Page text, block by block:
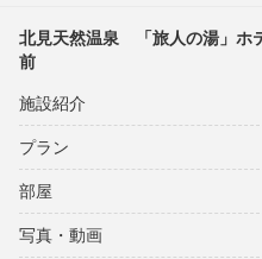
北見天然温泉 「旅人の湯」ホ
前
施設紹介
プラン
部屋
写真・動画